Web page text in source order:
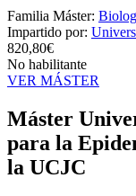
Familia Máster:
Impartido por:
820,80€
No habilitante
VER MÁSTER
Máster
para la
la UCJC